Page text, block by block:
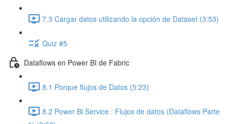
7.3 Cargar datos utilizando la opción de Dataset (3:53)
Quiz #5
Dataflows en Power BI de Fabric
8.1 Porque flujos de Datos (5:23)
8.2 Power Bi Service : Flujos de datos (Dataflows Parte